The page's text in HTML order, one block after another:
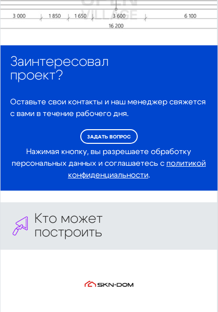
Заинтересовал
проект?
Оставьте свои контакты и наш менеджер свяжется
с вами в течение рабочего дня.
ЗАДАТЬ ВОПРОС
Нажимая кнопку, вы разрешаете обработку
персональных данных и соглашаетесь с политикой
конфиденциальности.
Кто может
построить